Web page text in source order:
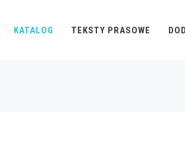
KATALOG TEKSTY PRASOWE